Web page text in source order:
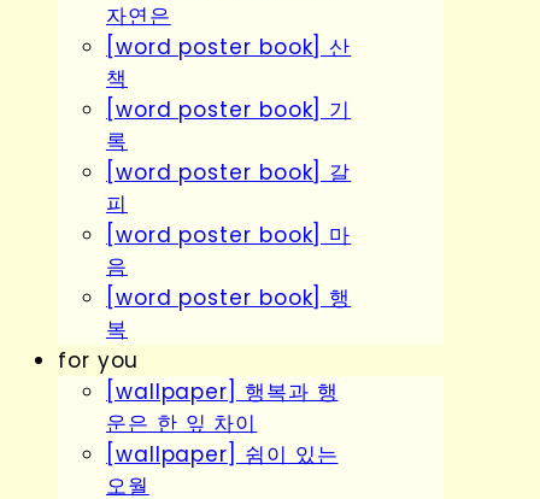
자연은
[word poster book] 산
책
[word poster book] 기
록
[word poster book] 갈
피
[word poster book] 마
음
[word poster book] 행
복
for you
[wallpaper] 행복과 행
운은 한 잎 차이
[wallpaper] 쉼이 있는
오월